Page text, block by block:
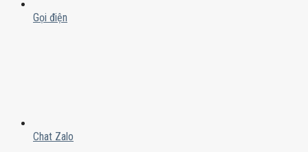
Gọi điện
Chat Zalo